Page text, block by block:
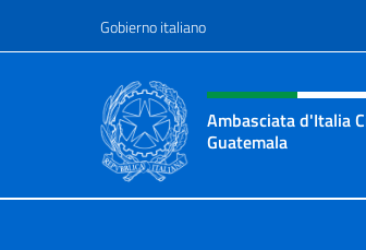
Gobierno italiano
Encabezado del
Ambasciata d'Italia
Guatemala